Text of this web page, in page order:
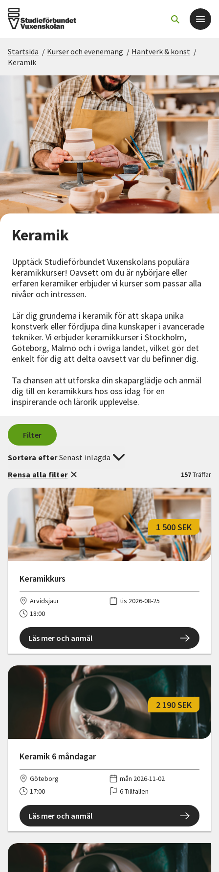
Det här gör vi
För dig som
Sök kurser och evenemang
Om SV
Starta studiecirkel
Cirkelledare
Lyssna
Startsida / Kurser och evenemang / Hantverk & konst /
Keramik
Keramik
Upptäck Studieförbundet Vuxenskolans populära
keramikkurser! Oavsett om du är nybörjare eller
erfaren keramiker erbjuder vi kurser som passar alla
nivåer och intressen.
Lär dig grunderna i keramik för att skapa unika
konstverk eller fördjupa dina kunskaper i avancerade
tekniker. Vi erbjuder keramikkurser i Stockholm,
Göteborg, Malmö och i övriga landet, vilket gör det
enkelt för dig att delta oavsett var du befinner dig.
Ta chansen att utforska din skaparglädje och anmäl
dig till en keramikkurs hos oss idag för en
inspirerande och lärorik upplevelse.
Filter
157Träffar
Sortera efterSenast inlagda
Rensa alla filter
Keramikkurs
1 500 SEK
Arvidsjaur
tis 2026-08-25
18:00
Läs mer och anmäl
Keramik 6 måndagar
2 190 SEK
Göteborg
mån 2026-11-02
17:00
6 Tillfällen
Läs mer och anmäl